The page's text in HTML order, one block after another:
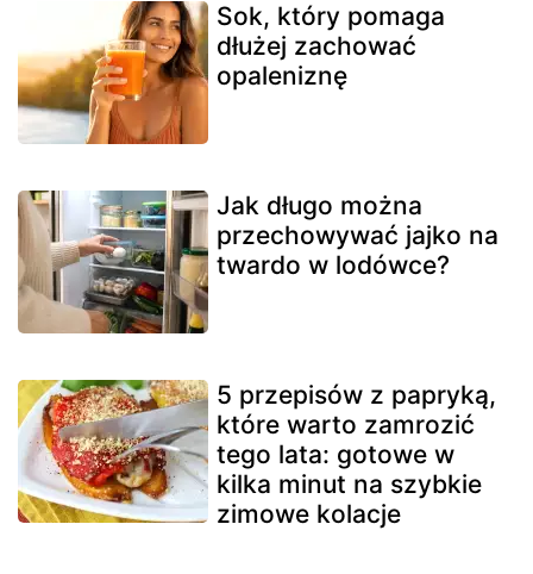
Sok, który pomaga
dłużej zachować
opaleniznę
Jak długo można
przechowywać jajko na
twardo w lodówce?
5 przepisów z papryką,
które warto zamrozić
tego lata: gotowe w
kilka minut na szybkie
zimowe kolacje